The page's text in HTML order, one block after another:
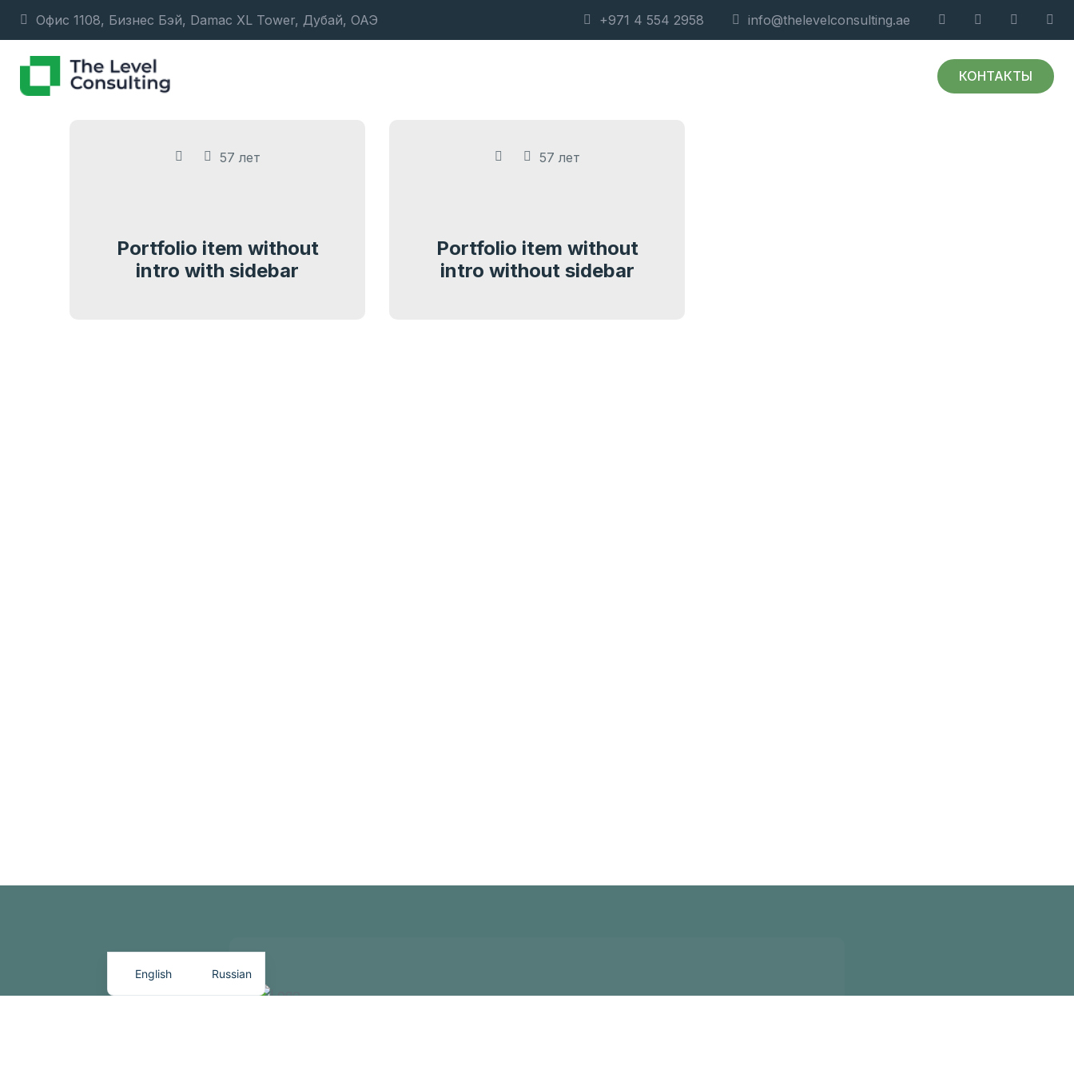
Офис 1108, Бизнес Бэй, Damac XL Tower, Дубай, ОАЭ +971 4 554 2958 info@thelevelconsulting.ae
КОНТАКТЫ
57 лет
Portfolio item without
intro with sidebar
57 лет
Portfolio item without
intro without sidebar
English Russian